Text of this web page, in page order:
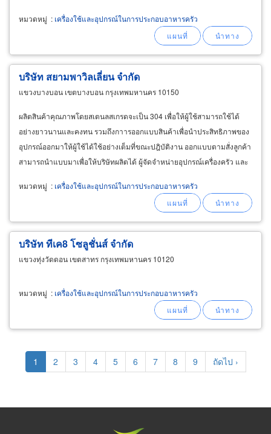
หมวดหมู่ : เครื่องใช้และอุปกรณ์ในการประกอบอาหารครัว
บริษัท สยามพาวิลเลี่ยน จำกัด
แขวงบางบอน เขตบางบอน กรุงเทพมหานคร 10150
ผลิตสินค้าคุณภาพโดยสเตนลสเกรดจะเป็น 304 เพื่อให้ผู้ใช้สามารถใช้ได้
อย่างยาวนานและคงทน รวมถึงกาารออกแบบสินค้าเพื่อนำประสิทธิภาพของ
อุปกรณ์ออกมาให้ผู้ใช้ได้ใช้อย่างเต็มที่ขณะปฎิบัติงาน ออกแบบตามสั่งลูกค้า
สามารถนำแบบมาเพื่อให้บริษัทผลิตได้ ผู้จัดจำหน่ายอุปกรณ์เครื่องครัว และ
หมวดหมู่ : เครื่องใช้และอุปกรณ์ในการประกอบอาหารครัว
บริษัท ทีเค8 โซลูชั่นส์ จำกัด
แขวงทุ่งวัดดอน เขตสาทร กรุงเทพมหานคร 10120
หมวดหมู่ : เครื่องใช้และอุปกรณ์ในการประกอบอาหารครัว
Pagination
Current
page
1 Page
2 Page
3 Page
4 Page
5 Page
6 Page
7 Page
8 Page
9
Next
page
ถัดไป ›